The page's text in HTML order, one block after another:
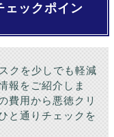
ェックポイン
クを少しでも軽減
報をご紹介しま
費用から悪徳クリ
と通りチェックを